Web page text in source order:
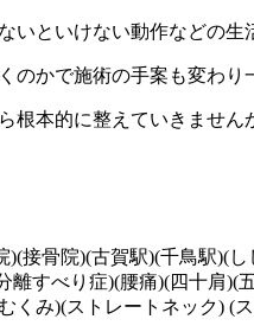
といけない動作などの生
かで施術の手案も変わり
根本的に整えていきません
接骨院)(古賀駅)(千鳥駅)(
すべり症)(腰痛)(四十肩
くみ)(ストレートネック) (